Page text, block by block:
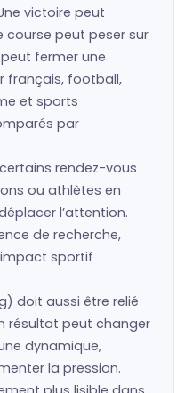
victoire peut
course peut peser sur
fermer une
français, football,
et sports
par
rendez-vous
ou athlètes en
l’attention.
de recherche,
sportif
doit aussi être relié
résultat peut changer
dynamique,
la pression.